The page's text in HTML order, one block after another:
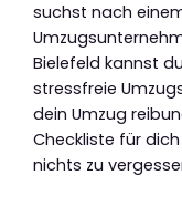
suchst nach
Bielefeld kannst
stressfreie
dein Umzug
Checkliste für
nichts zu